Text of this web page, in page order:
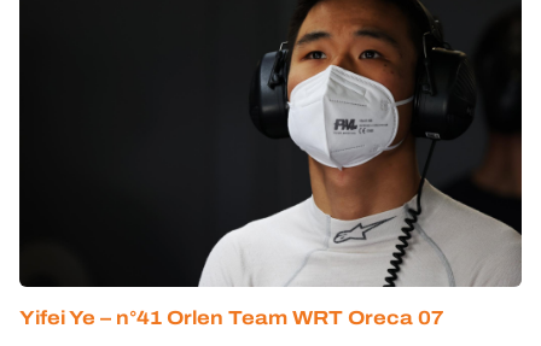
Yifei Ye – n°41 Orlen Team WRT Oreca 07